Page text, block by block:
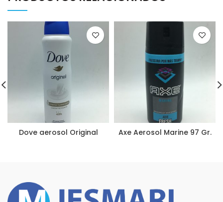
Dove aerosol Original Axe Aerosol Marine 97 Gr.